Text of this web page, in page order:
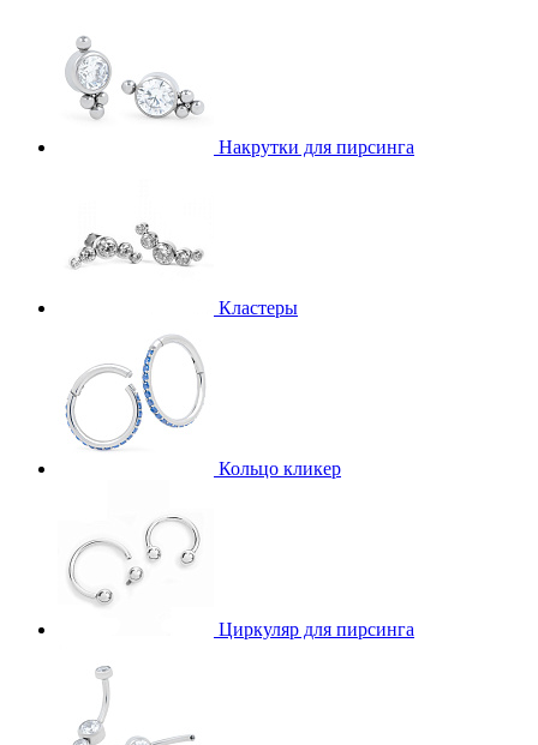
Накрутки для пирсинга
Кластеры
Кольцо кликер
Циркуляр для пирсинга